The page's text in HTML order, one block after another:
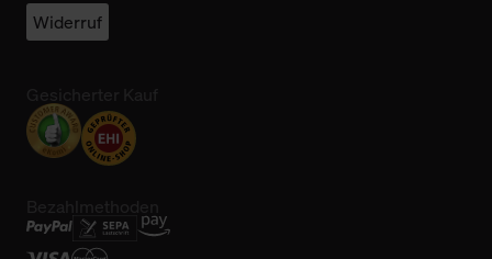
Widerruf